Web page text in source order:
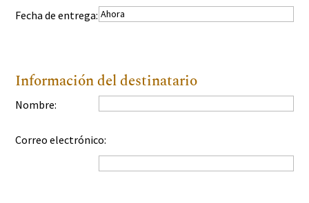
Fecha de entrega:
Información del destinatario
Nombre:
Correo electrónico: